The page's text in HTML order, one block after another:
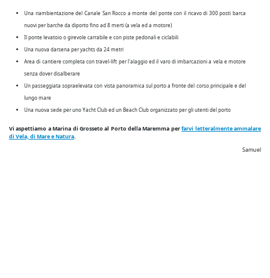
Una riambientazione del Canale San Rocco a monte del ponte con il ricavo di 300 posti barca
nuovi per barche da diporto fino ad 8 merti (a vela ed a motore)
Il ponte levatoio o girevole carrabile e con piste pedonali e ciclabili
Una nuova darsena per yachts da 24 metri
Area di cantiere completa con travel-lift per l'alaggio ed il varo di imbarcazioni a vela e motore
senza dover disalberare
Un passeggiata sopraelevata con vista panoramica sul porto a fronte del corso principale e del
lungo mare
Una nuova sede per uno Yacht Club ed un Beach Club organizzato per gli utenti del porto
Vi aspettiamo a Marina di Grosseto al Porto della Maremma perfarvi letteralmente ammalare
di Vela, di Mare e Natura.
Samuel